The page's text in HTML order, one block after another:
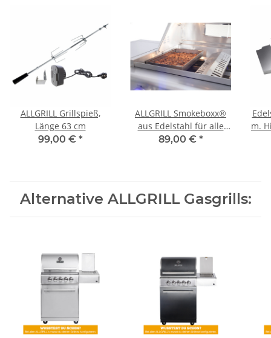
ALLGRILL Grillspieß,
Länge 63 cm
99,00 € *
ALLGRILL Smokeboxx®
aus Edelstahl für alle
Modelle ab Allrounder
89,00 € *
m.
Alternative ALLGRILL Gasgrills: